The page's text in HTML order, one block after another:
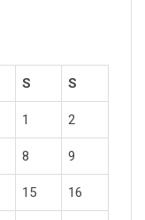
S S
1 2
8 9
15 16